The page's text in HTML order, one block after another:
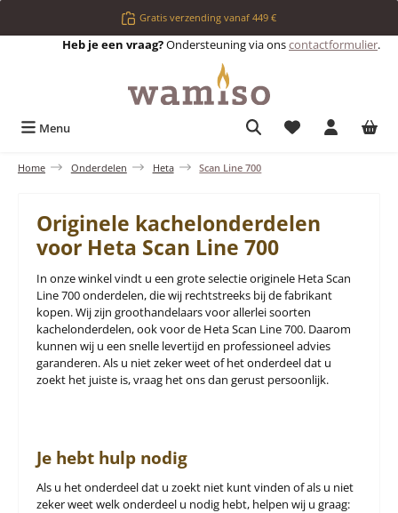
Ga naar de hoofdinhoudGratis verzending vanaf 449 €
Heb je een vraag?Ondersteuning via onscontactformulier.
Menu Je hebt 0 items
Home Onderdelen Heta Scan Line 700
Originele kachelonderdelen
voor Heta Scan Line 700
In onze winkel vindt u een grote selectie originele Heta Scan
Line 700 onderdelen, die wij rechtstreeks bij de fabrikant
kopen. Wij zijn groothandelaars voor allerlei soorten
kachelonderdelen, ook voor de Heta Scan Line 700. Daarom
kunnen wij u een snelle levertijd en professioneel advies
garanderen. Als u niet zeker weet of het onderdeel dat u
zoekt het juiste is, vraag het ons dan gerust persoonlijk.
Je hebt hulp nodig
Als u het onderdeel dat u zoekt niet kunt vinden of als u niet
zeker weet welk onderdeel u nodig hebt, helpen wij u graag: